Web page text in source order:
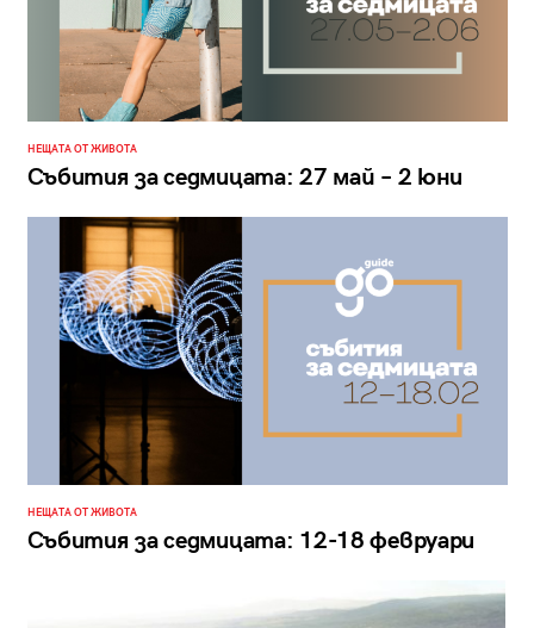
НЕЩАТА ОТ ЖИВОТА
Събития за седмицата: 27 май – 2 юни
НЕЩАТА ОТ ЖИВОТА
Събития за седмицата: 12-18 февруари